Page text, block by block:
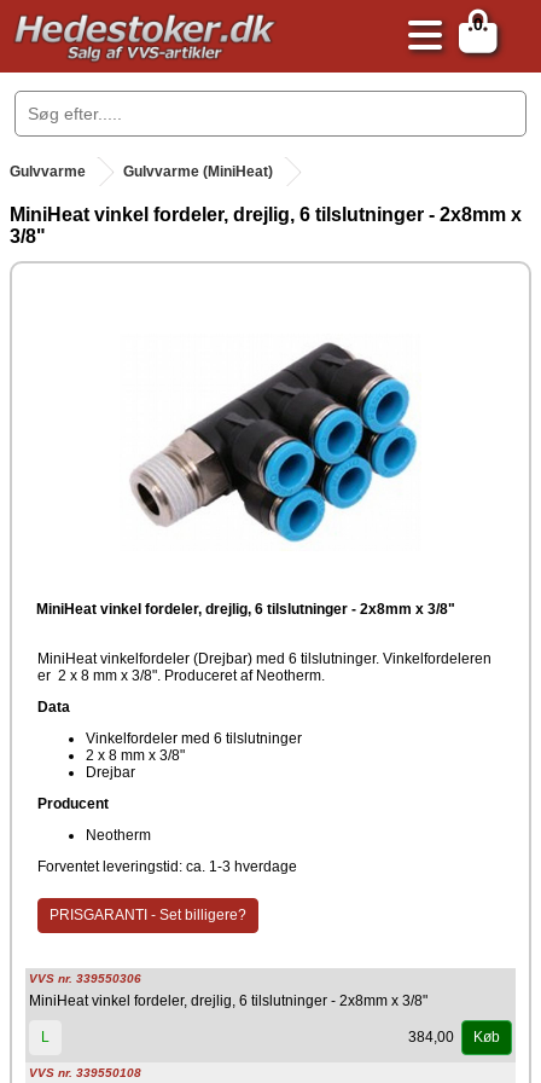
0
.
Gulvvarme Gulvvarme (MiniHeat)
MiniHeat vinkel fordeler, drejlig, 6 tilslutninger - 2x8mm x
3/8"
MiniHeat vinkel fordeler, drejlig, 6 tilslutninger - 2x8mm x 3/8"
MiniHeat vinkelfordeler (Drejbar) med 6 tilslutninger. Vinkelfordeleren
er 2 x 8 mm x 3/8". Produceret af Neotherm.
Data
Vinkelfordeler med 6 tilslutninger
2 x 8 mm x 3/8"
Drejbar
Producent
Neotherm
Forventet leveringstid: ca. 1-3 hverdage
PRISGARANTI - Set billigere?
VVS nr. 339550306
MiniHeat vinkel fordeler, drejlig, 6 tilslutninger - 2x8mm x 3/8"
L 384,00 Køb
VVS nr. 339550108